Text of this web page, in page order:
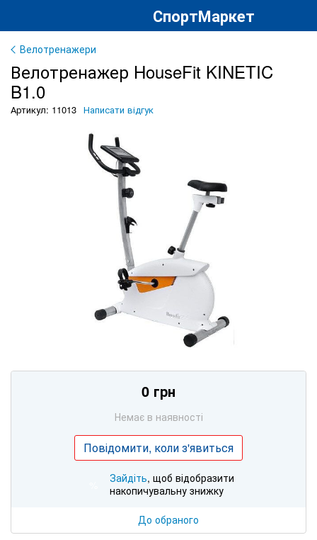
СпортМаркет
Велотренажери
Велотренажер HouseFit KINETIC
B1.0
Артикул: 11013 Написати відгук
0 грн
Немає в наявності
Повідомити, коли з'явиться
Зайдіть, щоб відобразити
накопичувальну знижку
До обраного